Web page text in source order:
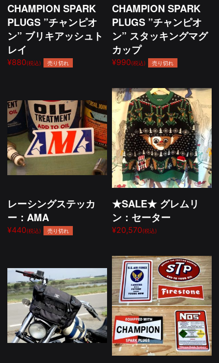
CHAMPION SPARK
PLUGS ”チャンピオ
ン” ブリキアッシュト
レイ
¥880(税込) 売り切れ
CHAMPION SPARK
PLUGS ”チャンピオ
ン” スタッキングマグ
カップ
¥990(税込) 売り切れ
レーシングステッカ
ー：AMA
¥440(税込) 売り切れ
★SALE★ グレムリ
ン：セーター
¥20,570(税込)